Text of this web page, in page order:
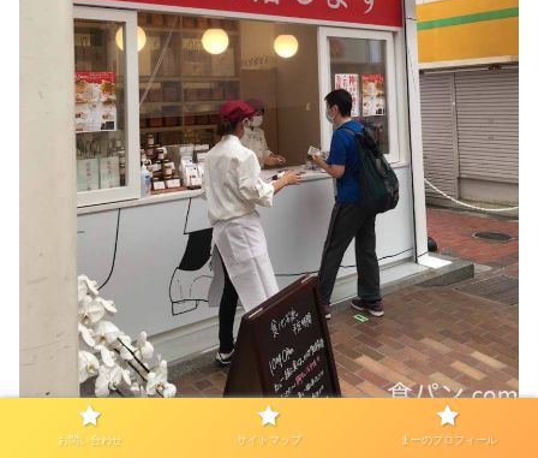
お問い合わせ サイトマップ まーのプロフィール